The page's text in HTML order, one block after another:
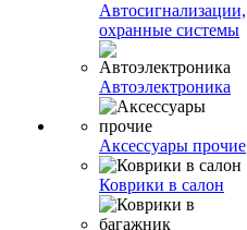
Автосигнализации,
охранные системы
Автоэлектроника
Аксессуары прочие
Коврики в салон